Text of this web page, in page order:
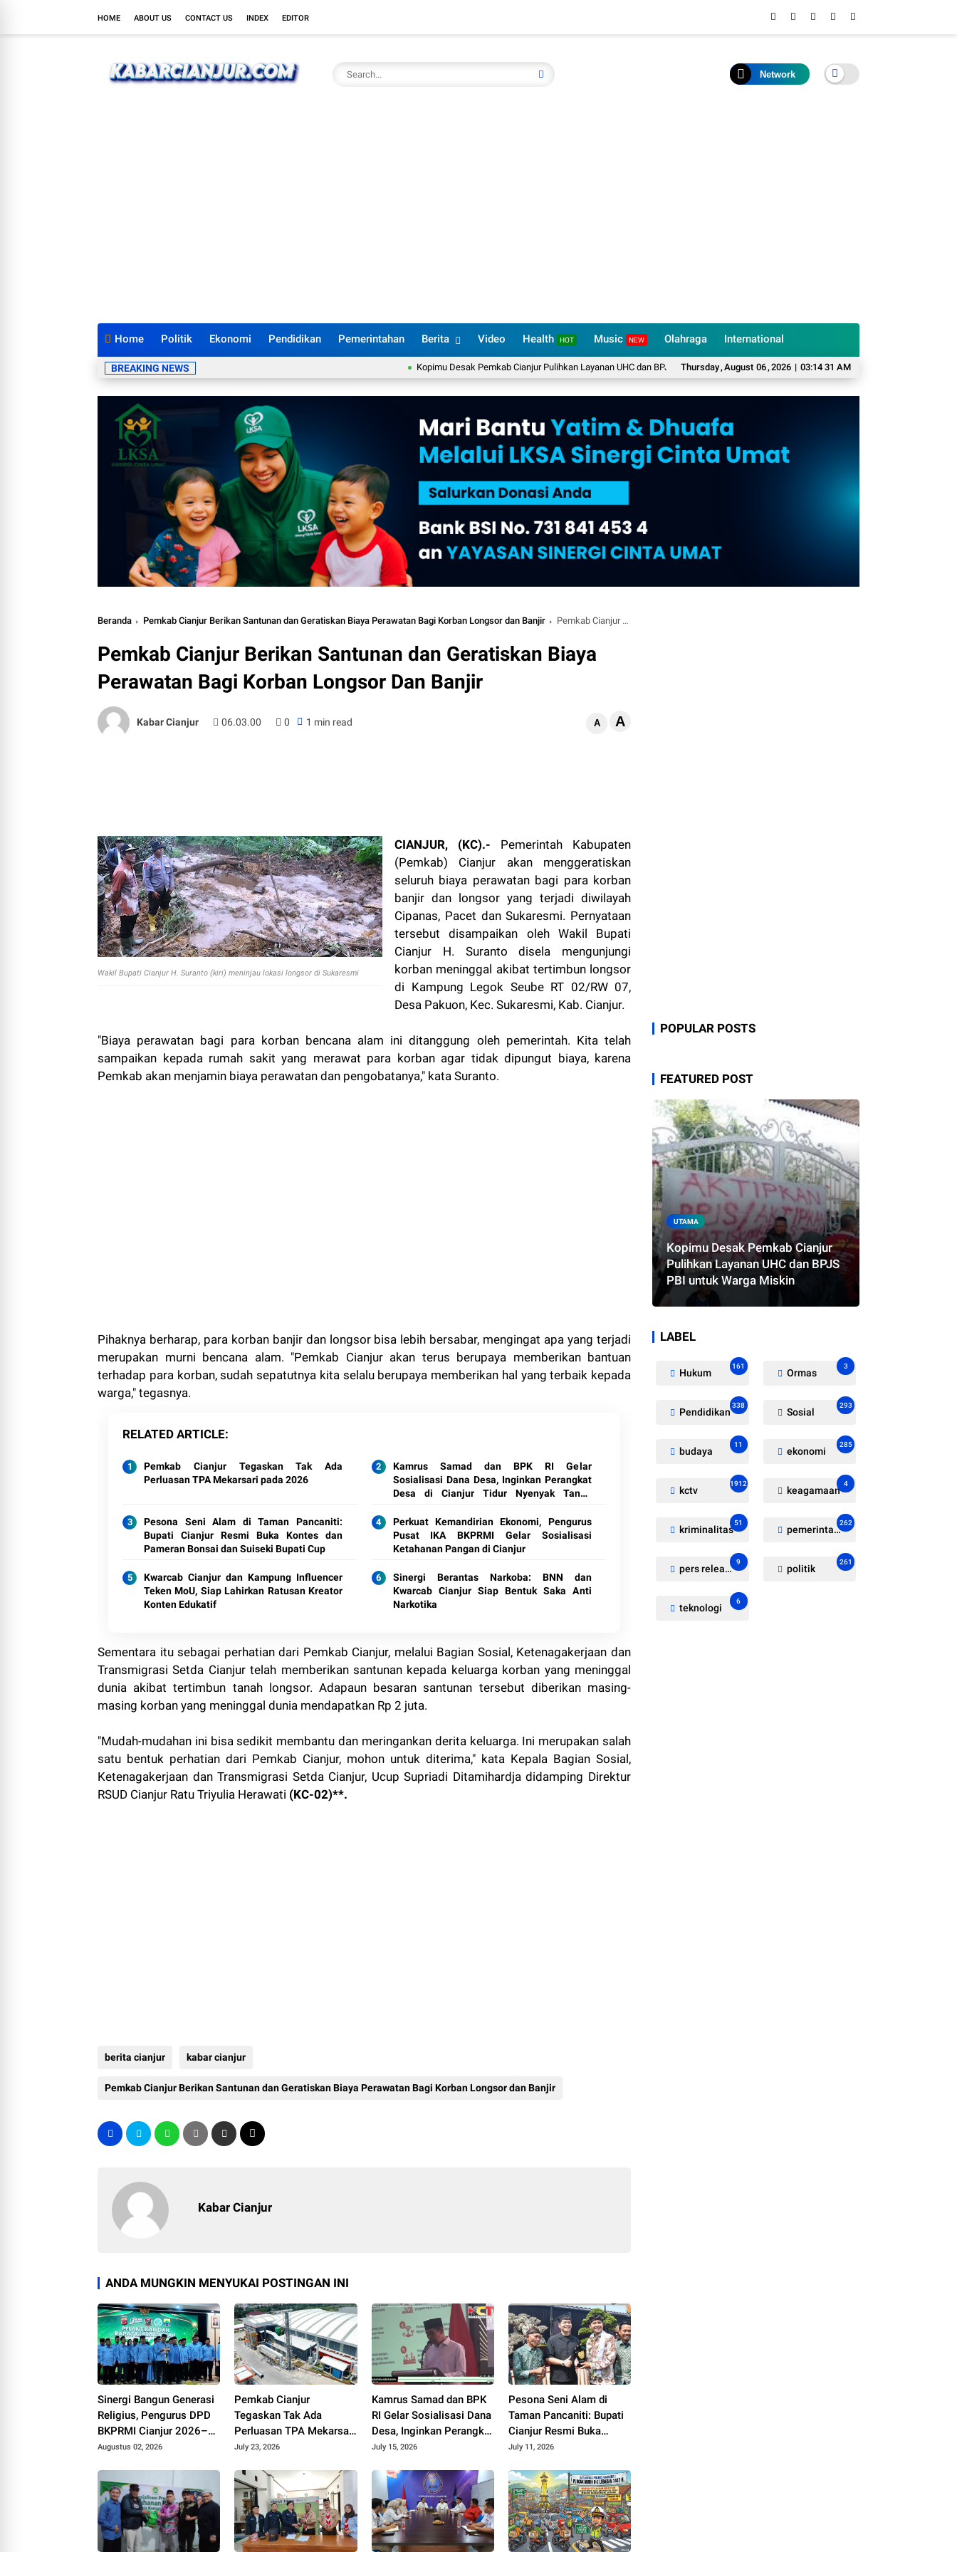
HOME ABOUT US CONTACT US INDEX EDITOR
Network
Home Politik Ekonomi Pendidikan Pemerintahan Berita Video Health HOT Music NEW Olahraga International
Thursday,August 06,2026 | 03:14 33 AM
BREAKING NEWS Kopimu Desak Pemkab Cianjur Pulihkan Layanan UHC dan BPJS PBI untuk Warga Miskin BKPSDM Cianjur Pastikan Belum Ada Rotasi dan
Beranda Pemkab Cianjur Berikan Santunan dan Geratiskan Biaya Perawatan Bagi Korban Longsor dan Banjir Pemkab Cianjur Berikan Santunan dan Geratiskan Biaya Perawatan Bagi Korban Longsor Dan Banjir
Pemkab Cianjur Berikan Santunan dan Geratiskan Biaya
Perawatan Bagi Korban Longsor Dan Banjir
Kabar Cianjur 06.03.00 0 1 min read A A
Wakil Bupati Cianjur H. Suranto (kiri) meninjau lokasi longsor di Sukaresmi
CIANJUR, (KC).- Pemerintah Kabupaten
(Pemkab) Cianjur akan menggeratiskan
seluruh biaya perawatan bagi para korban
banjir dan longsor yang terjadi diwilayah
Cipanas, Pacet dan Sukaresmi. Pernyataan
tersebut disampaikan oleh Wakil Bupati
Cianjur H. Suranto disela mengunjungi
korban meninggal akibat tertimbun longsor
di Kampung Legok Seube RT 02/RW 07,
Desa Pakuon, Kec. Sukaresmi, Kab. Cianjur.
"Biaya perawatan bagi para korban bencana alam ini ditanggung oleh pemerintah. Kita telah
sampaikan kepada rumah sakit yang merawat para korban agar tidak dipungut biaya, karena
Pemkab akan menjamin biaya perawatan dan pengobatanya," kata Suranto.
Pihaknya berharap, para korban banjir dan longsor bisa lebih bersabar, mengingat apa yang terjadi
merupakan murni bencana alam. "Pemkab Cianjur akan terus berupaya memberikan bantuan
terhadap para korban, sudah sepatutnya kita selalu berupaya memberikan hal yang terbaik kepada
warga," tegasnya.
RELATED ARTICLE
Pemkab Cianjur Tegaskan Tak Ada
Perluasan TPA Mekarsari pada 2026
Kamrus Samad dan BPK RI Gelar
Sosialisasi Dana Desa, Inginkan Perangkat
Desa di Cianjur Tidur Nyenyak Tanpa
Pesona Seni Alam di Taman Pancaniti:
Bupati Cianjur Resmi Buka Kontes dan
Pameran Bonsai dan Suiseki Bupati Cup
Perkuat Kemandirian Ekonomi, Pengurus
Pusat IKA BKPRMI Gelar Sosialisasi
Ketahanan Pangan di Cianjur
Kwarcab Cianjur dan Kampung Influencer
Teken MoU, Siap Lahirkan Ratusan Kreator
Konten Edukatif
Sinergi Berantas Narkoba: BNN dan
Kwarcab Cianjur Siap Bentuk Saka Anti
Narkotika
Sementara itu sebagai perhatian dari Pemkab Cianjur, melalui Bagian Sosial, Ketenagakerjaan dan
Transmigrasi Setda Cianjur telah memberikan santunan kepada keluarga korban yang meninggal
dunia akibat tertimbun tanah longsor. Adapaun besaran santunan tersebut diberikan masing-
masing korban yang meninggal dunia mendapatkan Rp 2 juta.
"Mudah-mudahan ini bisa sedikit membantu dan meringankan derita keluarga. Ini merupakan salah
satu bentuk perhatian dari Pemkab Cianjur, mohon untuk diterima," kata Kepala Bagian Sosial,
Ketenagakerjaan dan Transmigrasi Setda Cianjur, Ucup Supriadi Ditamihardja didamping Direktur
RSUD Cianjur Ratu Triyulia Herawati (KC-02)**.
berita cianjur kabar cianjur
Pemkab Cianjur Berikan Santunan dan Geratiskan Biaya Perawatan Bagi Korban Longsor dan Banjir
Kabar Cianjur
ANDA MUNGKIN MENYUKAI POSTINGAN INI
Sinergi Bangun Generasi
Religius, Pengurus DPD
BKPRMI Cianjur 2026–
2031 Resmi Dilantik di
Augustus 02, 2026
Pemkab Cianjur
Tegaskan Tak Ada
Perluasan TPA Mekarsari
pada 2026
July 23, 2026
Kamrus Samad dan BPK
RI Gelar Sosialisasi Dana
Desa, Inginkan Perangkat
Desa di Cianjur Tidur
Hukum
July 15, 2026
Pesona Seni Alam di
Taman Pancaniti: Bupati
Cianjur Resmi Buka
Kontes dan Pameran
Bupati Cup
July 11, 2026
POPULAR POSTS
FEATURED POST
UTAMA
Kopimu Desak Pemkab Cianjur
Pulihkan Layanan UHC dan BPJS
PBI untuk Warga Miskin
LABEL
Hukum
161
Ormas
3
Pendidikan
338
Sosial
293
budaya
11
ekonomi
285
kctv
1912
keagamaan
4
kriminalitas
51
pemerintahan
262
pers release
9
politik
261
teknologi
6